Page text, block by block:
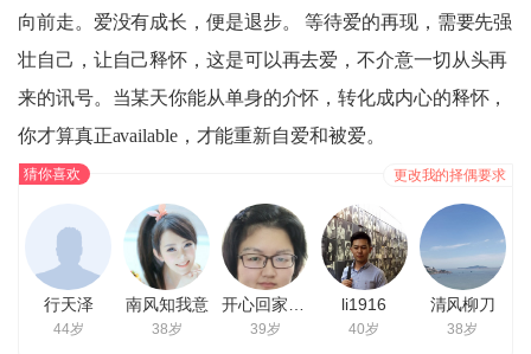
向前走。爱没有成长，便是退步。 等待爱的再现，需要先强
壮自己，让自己释怀，这是可以再去爱，不介意一切从头再
来的讯号。当某天你能从单身的介怀，转化成内心的释怀，
你才算真正available，才能重新自爱和被爱。
猜你喜欢 更改我的择偶要求
行天泽
44岁
南风知我意
38岁
开心回家转转
39岁
li1916
40岁
清风柳刀
38岁